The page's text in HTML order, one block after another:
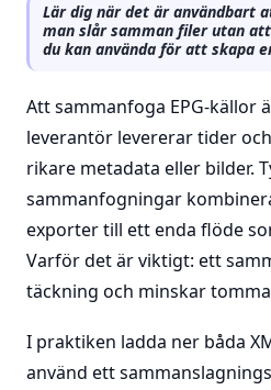
Lär dig när det är användbart
man slår samman filer utan
du kan använda för att skapa
Att sammanfoga EPG-källor
leverantör levererar tider
rikare metadata eller bilder.
sammanfogningar
exporter till ett enda flöde
Varför det är viktigt: ett
täckning och minskar
I praktiken ladda ner båda
använd ett